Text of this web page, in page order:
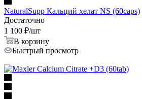
NaturalSupp Кальций хелат NS (60caps)
Достаточно
1 100 ₽/шт
В корзину
Быстрый просмотр